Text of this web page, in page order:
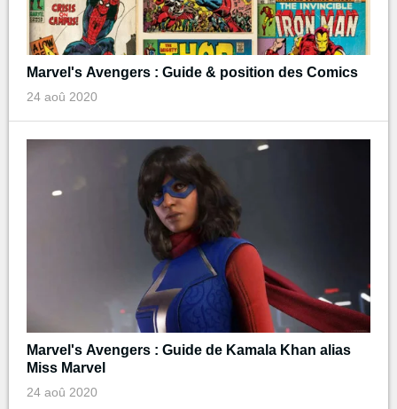
Marvel's Avengers : Guide & position des Comics
24 aoû 2020
Marvel's Avengers : Guide de Kamala Khan alias
Miss Marvel
24 aoû 2020